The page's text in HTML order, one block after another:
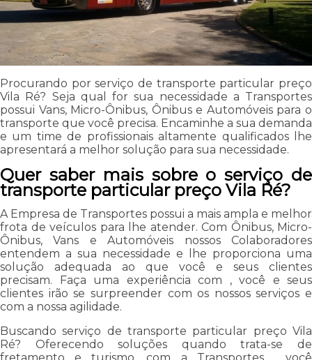
Procurando por serviço de transporte particular preço
Vila Ré? Seja qual for sua necessidade a Transportes
possui Vans, Micro-Ônibus, Ônibus e Automóveis para o
transporte que você precisa. Encaminhe a sua demanda
e um time de profissionais altamente qualificados lhe
apresentará a melhor solução para sua necessidade.
Quer saber mais sobre o serviço de
transporte particular preço Vila Ré?
A Empresa de Transportes possui a mais ampla e melhor
frota de veículos para lhe atender. Com Ônibus, Micro-
Ônibus, Vans e Automóveis nossos Colaboradores
entendem a sua necessidade e lhe proporciona uma
solução adequada ao que você e seus clientes
precisam. Faça uma experiência com , você e seus
clientes irão se surpreender com os nossos serviços e
com a nossa agilidade.
Buscando serviço de transporte particular preço Vila
Ré? Oferecendo soluções quando trata-se de